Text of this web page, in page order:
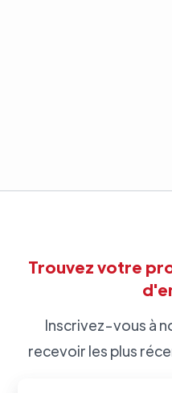
Trouvez votre
Inscrivez-vous à
recevoir les plus